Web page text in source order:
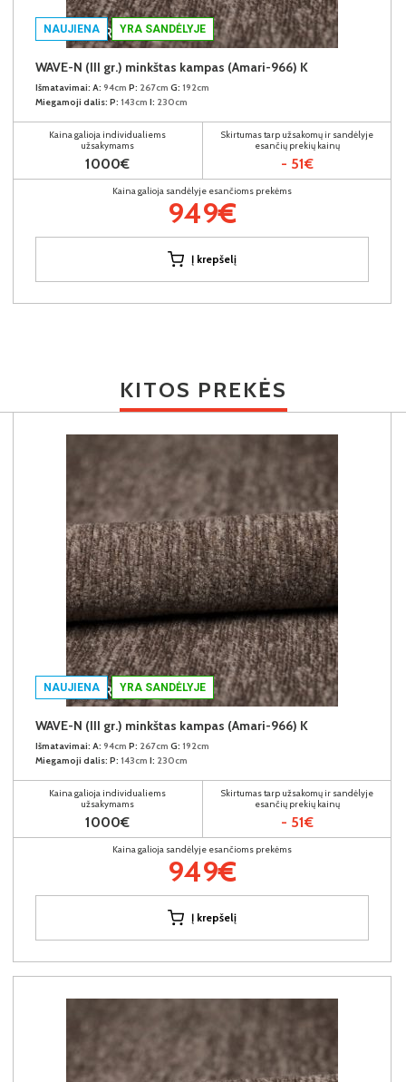
NAUJIENA YRA SANDĖLYJE
WAVE-N (III gr.) minkštas kampas (Amari-966) K
Išmatavimai: A: 94cm P: 267cm G: 192cm
Miegamoji dalis: P: 143cm I: 230cm
Kaina galioja individualiems
užsakymams
1000€
Skirtumas tarp užsakomų ir sandėlyje
esančių prekių kainų
- 51€
Kaina galioja sandėlyje esančioms prekėms
949€
Į krepšelį
KITOS PREKĖS
NAUJIENA YRA SANDĖLYJE
WAVE-N (III gr.) minkštas kampas (Amari-966) K
Išmatavimai: A: 94cm P: 267cm G: 192cm
Miegamoji dalis: P: 143cm I: 230cm
Kaina galioja individualiems
užsakymams
1000€
Skirtumas tarp užsakomų ir sandėlyje
esančių prekių kainų
- 51€
Kaina galioja sandėlyje esančioms prekėms
949€
Į krepšelį